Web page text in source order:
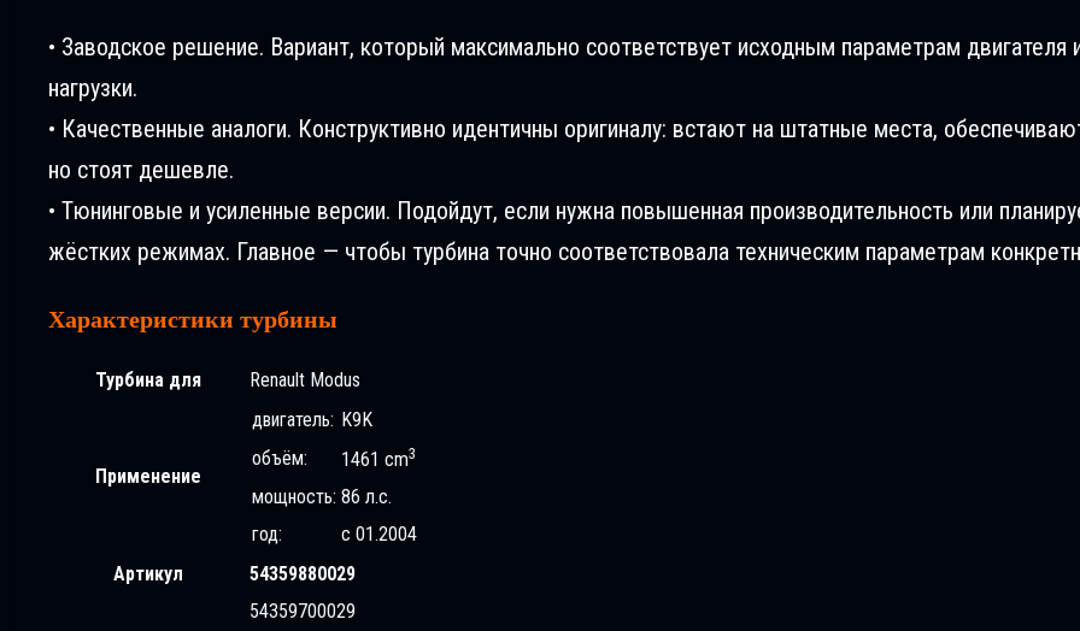
• Заводское решение. Вариант, который максимально соответствует исходным параметрам двигателя
нагрузки.
• Качественные аналоги. Конструктивно идентичны оригиналу: встают на штатные места,
но стоят дешевле.
• Тюнинговые и усиленные версии. Подойдут, если нужна повышенная производительность или
жёстких режимах. Главное — чтобы турбина точно соответствовала техническим параметрам
Характеристики турбины
Турбина для Renault Modus
Применение
двигатель: K9K
объём:
1461 cm3
мощность: 86 л.с.
год:
с 01.2004
Артикул
54359880029
54359700029